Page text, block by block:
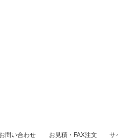
お問い合わせ お見積・FAX注文 サ